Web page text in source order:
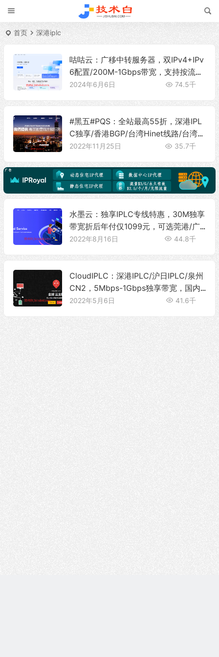
首页 深港iplc
咕咕云：广移中转服务器，双IPv4+IPv
6配置/200M-1Gbps带宽，支持按流量
和按带宽计费
2024年6月6日 74.5千
#黑五#PQS：全站最高55折，深港IPL
C独享/香港BGP/台湾Hinet线路/台湾C
N2线路/日本CN2线路，特价机器仅55
2022年11月25日 35.7千
水墨云：独享IPLC专线特惠，30M独享
带宽折后年付仅1099元，可选莞港/广
港/深港/沪日/沪美/沪韩/京德/广新专线
2022年8月16日 44.8千
CloudIPLC：深港IPLC/沪日IPLC/泉州
CN2，5Mbps-1Gbps独享带宽，国内
多地服务器
2022年5月6日 41.6千